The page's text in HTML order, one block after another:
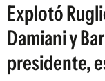
Explotó
Damiani y
presidente,